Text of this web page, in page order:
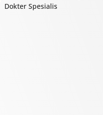
Dokter Spesialis